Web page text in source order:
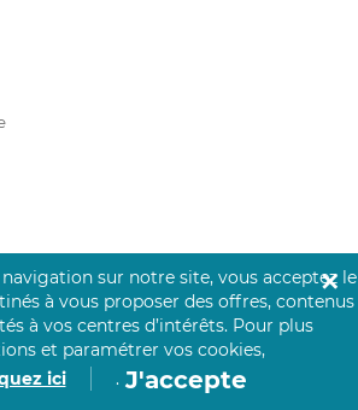
sur notre site, vous acceptez le
à vous proposer des offres, contenus
à vos centres d’intérêts. Pour plus
et paramétrer vos cookies,
ici
. J'accepte
✕